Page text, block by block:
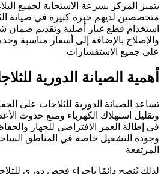
يتميز المركز بسرعة الاستجابة لجميع
متخصصين لديهم خبرة كبيرة في صيانة
استخدام قطع غيار أصلية وتقديم ضمان
والإصلاح بالإضافة إلى أسعار مناسبة
على جميع الاستفسارات
أهمية الصيانة الدورية
تساعد الصيانة الدورية للثلاجات على
وتقليل استهلاك الكهرباء ومنع حدوث
في إطالة العمر الافتراضي للجهاز
وجودة التشغيل خاصة في المناطق
المرتفعة
لذلك يُنصح دائمًا بإجراء فحص دوري